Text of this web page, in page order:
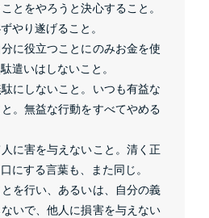
とをやろうと決心すること。
やり遂げること。
に役立つことにのみお金を使
遣いはしないこと。
にしないこと。いつも有益な
。無益な行動をすべてやめる
に害を与えないこと。清く正
にする言葉も、また同じ。
を行い、あるいは、自分の義
いで、他人に損害を与えない